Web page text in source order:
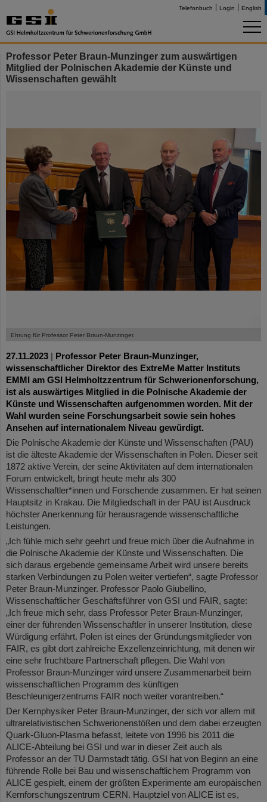
Telefonbuch Login English
Professor Peter Braun-Munzinger zum auswärtigen
Mitglied der Polnischen Akademie der Künste und
Wissenschaften gewählt
Ehrung für Professor Peter Braun-Munzinger.
27.11.2023
Professor Peter Braun-Munzinger,
wissenschaftlicher Direktor des ExtreMe Matter Instituts
EMMI am GSI Helmholtzzentrum für Schwerionenforschung,
ist als auswärtiges Mitglied in die Polnische Akademie der
Künste und Wissenschaften aufgenommen worden. Mit der
Wahl wurden seine Forschungsarbeit sowie sein hohes
Ansehen auf internationalem Niveau gewürdigt.
Die Polnische Akademie der Künste und Wissenschaften (PAU)
ist die älteste Akademie der Wissenschaften in Polen. Dieser seit
1872 aktive Verein, der seine Aktivitäten auf dem internationalen
Forum entwickelt, bringt heute mehr als 300
Wissenschaftler*innen und Forschende zusammen. Er hat seinen
Hauptsitz in Krakau. Die Mitgliedschaft in der PAU ist Ausdruck
höchster Anerkennung für herausragende wissenschaftliche
Leistungen.
„Ich fühle mich sehr geehrt und freue mich über die Aufnahme in
die Polnische Akademie der Künste und Wissenschaften. Die
sich daraus ergebende gemeinsame Arbeit wird unsere bereits
starken Verbindungen zu Polen weiter vertiefen“, sagte Professor
Peter Braun-Munzinger. Professor Paolo Giubellino,
Wissenschaftlicher Geschäftsführer von GSI und FAIR, sagte:
„Ich freue mich sehr, dass Professor Peter Braun-Munzinger,
einer der führenden Wissenschaftler in unserer Institution, diese
Würdigung erfährt. Polen ist eines der Gründungsmitglieder von
FAIR, es gibt dort zahlreiche Exzellenzeinrichtung, mit denen wir
eine sehr fruchtbare Partnerschaft pflegen. Die Wahl von
Professor Braun-Munzinger wird unsere Zusammenarbeit beim
wissenschaftlichen Programm des künftigen
Beschleunigerzentrums FAIR noch weiter vorantreiben.“
Der Kernphysiker Peter Braun-Munzinger, der sich vor allem mit
ultrarelativistischen Schwerionenstößen und dem dabei erzeugten
Quark-Gluon-Plasma befasst, leitete von 1996 bis 2011 die
ALICE-Abteilung bei GSI und war in dieser Zeit auch als
Professor an der TU Darmstadt tätig. GSI hat von Beginn an eine
führende Rolle bei Bau und wissenschaftlichem Programm von
ALICE gespielt, einem der größten Experimente am europäischen
Kernforschungszentrum CERN. Hauptziel von ALICE ist es,